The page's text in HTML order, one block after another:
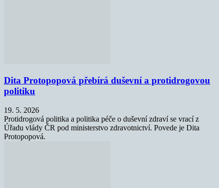
Dita Protopopová přebírá duševní a protidrogovou
politiku
19. 5. 2026
Protidrogová politika a politika péče o duševní zdraví se vrací z
Úřadu vlády ČR pod ministerstvo zdravotnictví. Povede je Dita
Protopopová.